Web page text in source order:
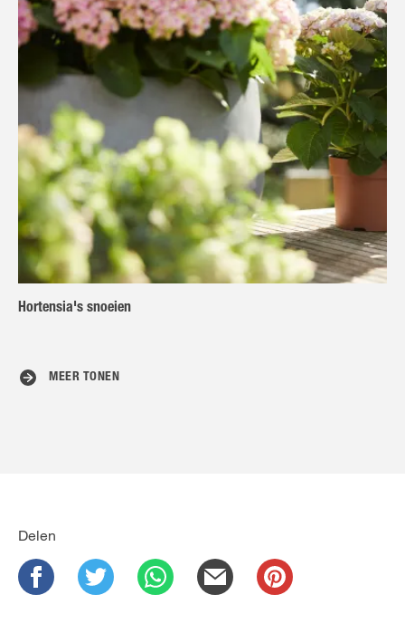
Hortensia's snoeien
MEER TONEN
Delen